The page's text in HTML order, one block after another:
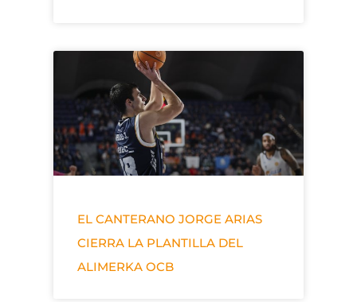
EL CANTERANO JORGE ARIAS
CIERRA LA PLANTILLA DEL
ALIMERKA OCB